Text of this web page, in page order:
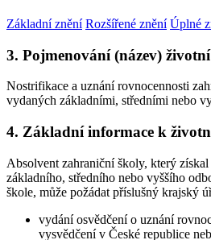
Základní znění Rozšířené znění Úplné
3. Pojmenování (název)
Nostrifikace a uznání rovnocennosti
vydaných základními, středními nebo
4. Základní informace k
Absolvent zahraniční školy, který
základního, středního nebo vyššího
škole, může požádat příslušný krajský
vydání osvědčení o uznání
vysvědčení v České republice